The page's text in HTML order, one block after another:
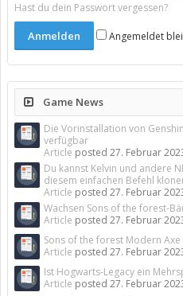
Hast du dein Passwort vergessen?
Angemeldet
Game News
Die Vorinstallation von
verfügbar
Article posted 27. Februar
Du kannst Kelvin und andere
diesem einfachen Befehl
Article posted 27. Februar
Wachsen Sons of the forest-
Article posted 27. Februar
Sons of the forest Modern
Article posted 27. Februar
Ist Hogwarts-Legacy ein
Article posted 27. Februar